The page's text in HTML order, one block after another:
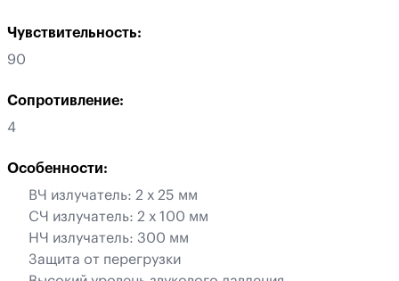
Чувствительность:
90
Сопротивление:
4
Особенности:
ВЧ излучатель: 2 х 25 мм
СЧ излучатель: 2 х 100 мм
НЧ излучатель: 300 мм
Защита от перегрузки